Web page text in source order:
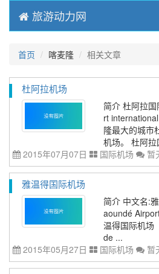
旅游动力网
首页 喀麦隆 相关文章
杜阿拉机场
简介 杜阿拉
rt
隆最大的城市
机场。 杜阿拉
2015年07月07日
国际机场 暂
雅温得国际机场
简介 中文名:
aoundé
温得国际机场
de ...
2015年05月27日
国际机场 暂